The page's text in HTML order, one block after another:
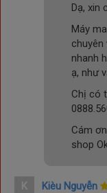
Dạ, xin
Máy
chuyên
nhanh
ạ, như
Chị có
Cám
shop
K
Kièu Nguyễn